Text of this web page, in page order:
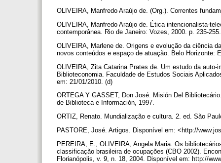
OLIVEIRA, Manfredo Araújo de. (Org.). Correntes
OLIVEIRA, Manfredo Araújo de. Ética intencionalista-
contemporânea. Rio de Janeiro: Vozes, 2000. p. 235-
OLIVEIRA, Marlene de. Origens e evolução da ciência
novos conteúdos e espaço de atuação. Belo Horizonte:
OLIVEIRA, Zita Catarina Prates de. Um estudo da
Biblioteconomia. Faculdade de Estudos Sociais
em: 21/01/2010. (d)
ORTEGA Y GASSET, Don José. Misión Del
de Biblioteca e Información, 1997.
ORTIZ, Renato. Mundialização e cultura. 2. ed. São
PASTORE, José. Artigos. Disponível em: <http://
PEREIRA, E.; OLIVEIRA, Angela Maria. Os
classificação brasileira de ocupações (CBO 2002).
Florianópolis, v. 9, n. 18, 2004. Disponível em: http://